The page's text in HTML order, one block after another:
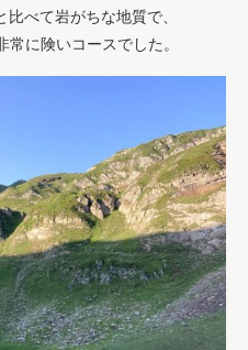
比べて岩がちな地質で、
常に険いコースでした。